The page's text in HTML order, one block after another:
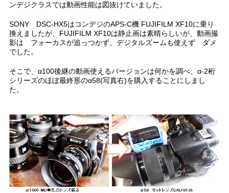
ンデジクラスでは動画性能は図抜けていました。
SONY DSC-HX5はコンデジのAPS-C機 FUJIFILM XF10に乗り
換えましたが、FUJIFILM XF10は静止画は素晴らしいが、動画撮
影は フォーカスが追っつかず、デジタルズームも使えず ダメ
でした。
そこで、α100後継の動画使えるバージョンは何かを調べ、α-2桁
シリーズのほぼ最終形のα58(写真右)を購入することにしまし
た。